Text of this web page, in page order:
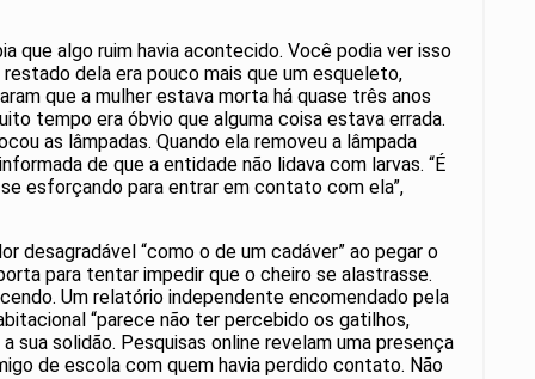
que algo ruim havia acontecido. Você podia ver isso
dela era pouco mais que um esqueleto,
que a mulher estava morta há quase três anos
tempo era óbvio que alguma coisa estava errada.
as lâmpadas. Quando ela removeu a lâmpada
de que a entidade não lidava com larvas. “É
esforçando para entrar em contato com ela”,
desagradável “como o de um cadáver” ao pegar o
para tentar impedir que o cheiro se alastrasse.
Um relatório independente encomendado pela
“parece não ter percebido os gatilhos,
solidão. Pesquisas online revelam uma presença
de escola com quem havia perdido contato. Não